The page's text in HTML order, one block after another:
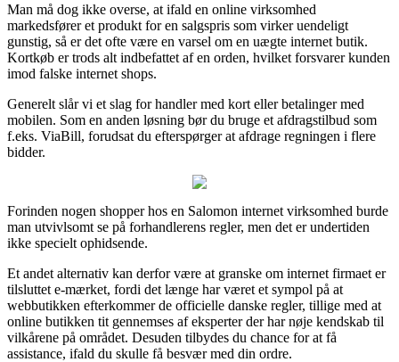
Man må dog ikke overse, at ifald en online virksomhed
markedsfører et produkt for en salgspris som virker uendeligt
gunstig, så er det ofte være en varsel om en uægte internet butik.
Kortkøb er trods alt indbefattet af en orden, hvilket forsvarer kunden
imod falske internet shops.
Generelt slår vi et slag for handler med kort eller betalinger med
mobilen. Som en anden løsning bør du bruge et afdragstilbud som
f.eks. ViaBill, forudsat du efterspørger at afdrage regningen i flere
bidder.
Forinden nogen shopper hos en Salomon internet virksomhed burde
man utvivlsomt se på forhandlerens regler, men det er undertiden
ikke specielt ophidsende.
Et andet alternativ kan derfor være at granske om internet firmaet er
tilsluttet e-mærket, fordi det længe har været et sympol på at
webbutikken efterkommer de officielle danske regler, tillige med at
online butikken tit gennemses af eksperter der har nøje kendskab til
vilkårene på området. Desuden tilbydes du chance for at få
assistance, ifald du skulle få besvær med din ordre.